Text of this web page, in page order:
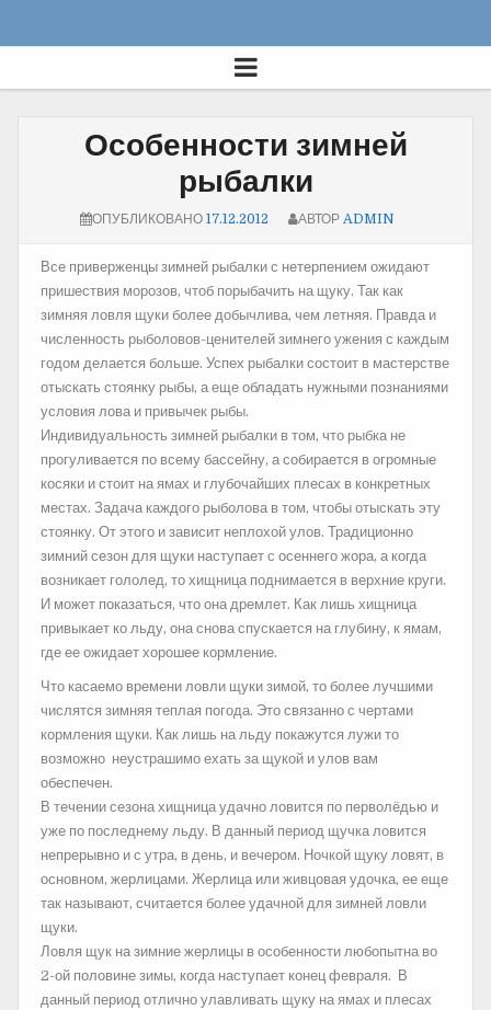
Особенности зимней
рыбалки
ОПУБЛИКОВАНО 17.12.2012 АВТОР ADMIN
Все приверженцы зимней рыбалки с нетерпением ожидают
пришествия морозов, чтоб порыбачить на щуку. Так как
зимняя ловля щуки более добычлива, чем летняя. Правда и
численность рыболовов-ценителей зимнего ужения с каждым
годом делается больше. Успех рыбалки состоит в мастерстве
отыскать стоянку рыбы, а еще обладать нужными познаниями
условия лова и привычек рыбы.
Индивидуальность зимней рыбалки в том, что рыбка не
прогуливается по всему бассейну, а собирается в огромные
косяки и стоит на ямах и глубочайших плесах в конкретных
местах. Задача каждого рыболова в том, чтобы отыскать эту
стоянку. От этого и зависит неплохой улов. Традиционно
зимний сезон для щуки наступает с осеннего жора, а когда
возникает гололед, то хищница поднимается в верхние круги.
И может показаться, что она дремлет. Как лишь хищница
привыкает ко льду, она снова спускается на глубину, к ямам,
где ее ожидает хорошее кормление.
Что касаемо времени ловли щуки зимой, то более лучшими
числятся зимняя теплая погода. Это связанно с чертами
кормления щуки. Как лишь на льду покажутся лужи то
возможно неустрашимо ехать за щукой и улов вам
обеспечен.
В течении сезона хищница удачно ловится по перволёдью и
уже по последнему льду. В данный период щучка ловится
непрерывно и с утра, в день, и вечером. Ночкой щуку ловят, в
основном, жерлицами. Жерлица или живцовая удочка, ее еще
так называют, считается более удачной для зимней ловли
щуки.
Ловля щук на зимние жерлицы в особенности любопытна во
2-ой половине зимы, когда наступает конец февраля. В
данный период отлично улавливать щуку на ямах и плесах